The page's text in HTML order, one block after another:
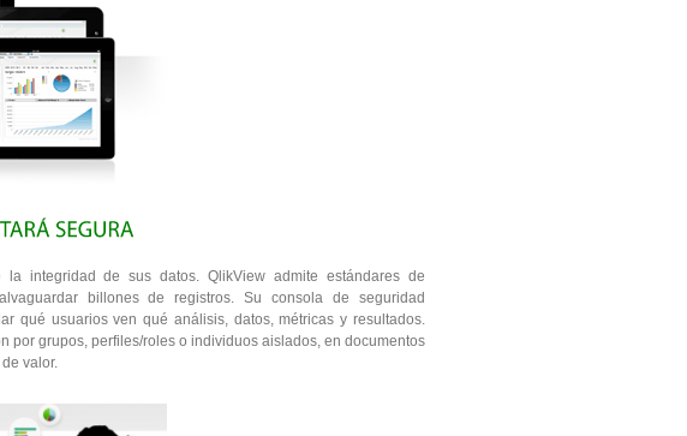
integridad de sus datos. QlikView admite estándares de
billones de registros. Su consola de seguridad
qué usuarios ven qué análisis, datos, métricas y resultados.
por grupos, perfiles/roles o individuos aislados, en documentos
valor.